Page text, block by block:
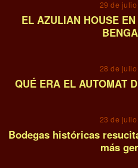
29 de
EL AZULIAN HOUSE
28 de
QUÉ ERA EL AUTOMAT
23 de
Bodegas históricas
más